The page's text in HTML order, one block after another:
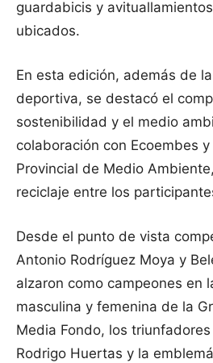
guardabicis y
ubicados.
En esta edición, además de
deportiva, se destacó el
sostenibilidad y el medio
colaboración con Ecoembes
Provincial de Medio
reciclaje entre los
Desde el punto de vista
Antonio Rodríguez Moya y
alzaron como campeones en
masculina y femenina de la
Media Fondo, los
Rodrigo Huertas y la